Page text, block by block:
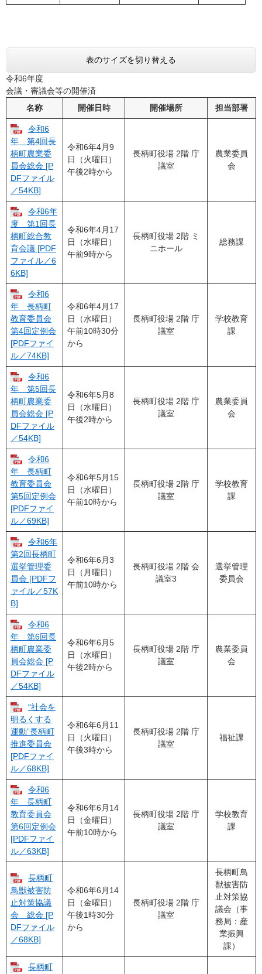
表のサイズを切り替える
令和6年度
会議・審議会等の開催済
名称
開催日時 開催場所 担当部署
令和6
年 第4回長
柄町農業委
員会総会 [P
DFファイル
／54KB]
令和6年4月9
日（火曜日）
午後2時から
長柄町役場 2階 庁
議室
農業委員
会
令和6年
度 第1回長
柄町総合教
育会議 [PDF
ファイル／6
6KB]
令和6年4月17
日（水曜日）
午前9時から
長柄町役場 2階 ミ
ニホール
総務課
令和6
年 長柄町
教育委員会
第4回定例会
[PDFファイ
ル／74KB]
令和6年4月17
日（水曜日）
午前10時30分
から
長柄町役場 2階 庁
議室
学校教育
課
令和6
年 第5回長
柄町農業委
員会総会 [P
DFファイル
／54KB]
令和6年5月8
日（水曜日）
午後2時から
長柄町役場 2階 庁
議室
農業委員
会
令和6
年 長柄町
教育委員会
第5回定例会
[PDFファイ
ル／69KB]
令和6年5月15
日（水曜日）
午前10時から
長柄町役場 2階 庁
議室
学校教育
課
令和6年
第2回長柄町
選挙管理委
員会 [PDFフ
ァイル／57K
B]
令和6年6月3
日（月曜日）
午前10時から
長柄町役場 2階 会
議室3
選挙管理
委員会
令和6
年 第6回長
柄町農業委
員会総会 [P
DFファイル
／54KB]
令和6年6月5
日（水曜日）
午後2時から
長柄町役場 2階 庁
議室
農業委員
会
“社会を
明るくする
運動”長柄町
推進委員会
[PDFファイ
ル／68KB]
令和6年6月11
日（火曜日）
午後3時から
長柄町役場 2階 庁
議室
福祉課
令和6
年 長柄町
教育委員会
第6回定例会
[PDFファイ
ル／63KB]
令和6年6月14
日（金曜日）
午前10時から
長柄町役場 2階 庁
議室
学校教育
課
長柄町
鳥獣被害防
止対策協議
会 総会 [P
DFファイル
／68KB]
令和6年6月14
日（金曜日）
午後1時30分
から
長柄町役場 2階 庁
議室
長柄町鳥
獣被害防
止対策協
議会（事
務局：産
業振興
課）
長柄町